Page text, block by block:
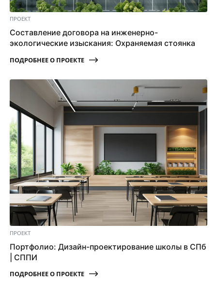
ПРОЕКТ
Составление договора на инженерно-
экологические изыскания: Охраняемая стоянка
ПОДРОБНЕЕ О ПРОЕКТЕ
ПРОЕКТ
Портфолио: Дизайн-проектирование школы в СПб
| СППИ
ПОДРОБНЕЕ О ПРОЕКТЕ